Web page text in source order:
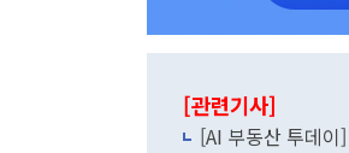
[관련기사]
[AI 부동산 투데